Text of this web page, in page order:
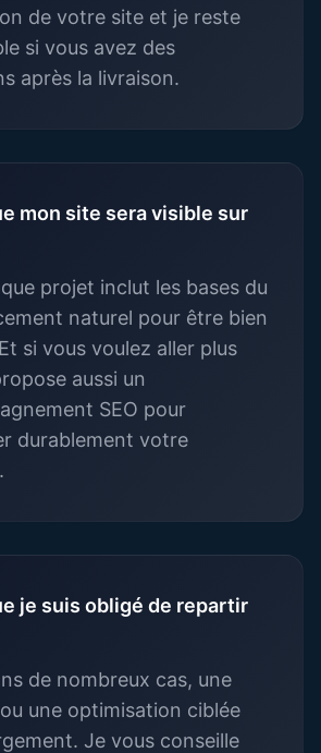
de votre site et je reste
si vous avez des
après la livraison.
mon site sera visible sur
projet inclut les bases du
naturel pour être bien
si vous voulez aller plus
aussi un
SEO pour
durablement votre
je suis obligé de repartir
de nombreux cas, une
une optimisation ciblée
Je vous conseille